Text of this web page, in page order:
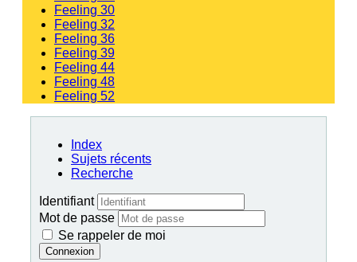
Feeling 30
Feeling 32
Feeling 36
Feeling 39
Feeling 44
Feeling 48
Feeling 52
Index
Sujets récents
Recherche
Identifiant
Mot de passe
Se rappeler de moi
Connexion